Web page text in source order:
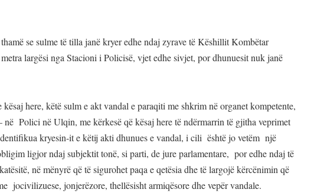
se sulme të tilla janë kryer edhe ndaj zyrave të Këshillit Kombëtar
largësi nga Stacioni i Policisë, vjet edhe sivjet, por dhunuesit nuk janë
here, këtë sulm e akt vandal e paraqiti me shkrim në organet kompetente,
në Polici në Ulqin, me kërkesë që kësaj here të ndërmarrin të gjitha veprimet
kryesin-it e këtij akti dhunues e vandal, i cili është jo vetëm një
ligjor ndaj subjektit tonë, si parti, de jure parlamentare, por edhe ndaj të
në mënyrë që të sigurohet paqa e qetësia dhe të largojë kërcënimin që
jocivilizuese, jonjerëzore, thellësisht armiqësore dhe vepër vandale.